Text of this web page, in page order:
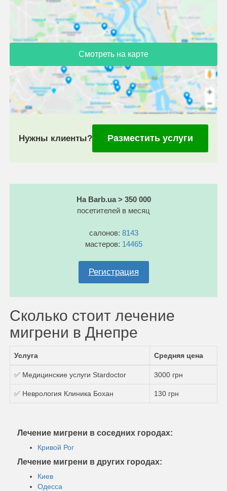
Смотреть на карте
Нужны клиенты? Разместить услуги
На Barb.ua > 350 000
посетителей в месяц
салонов: 8143
мастеров: 14465
Регистрация
Сколько стоит лечение
мигрени в Днепре
Услуга Средняя цена
✅ Медицинские услуги Stardoctor 3000 грн
✅ Неврология Клиника Бохан 130 грн
Лечение мигрени в соседних городах:
Кривой Рог
Лечение мигрени в других городах:
Киев
Одесса